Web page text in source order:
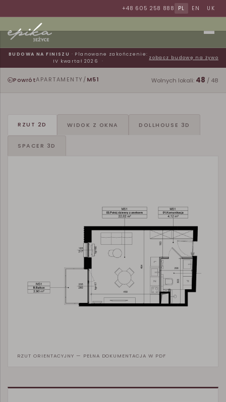
+48 605 258 888 PL EN UK
BUDOWA NA FINISZU · Planowane zakończenie:
IV kwartał 2026
zobacz budowę na żywo
PowrótAPARTAMENTY / M51 Wolnych lokali: 48 / 48
RZUT 2D WIDOK Z OKNA DOLLHOUSE 3D
SPACER 3D
RZUT ORIENTACYJNY — PEŁNA DOKUMENTACJA W PDF